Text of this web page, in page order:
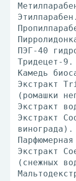
Этилпарабен.
ПЭГ-40
Тридецет-9.
Камедь
Экстракт
(ромашки
Экстракт
Экстракт
винограда).
Экстракт
(снежных